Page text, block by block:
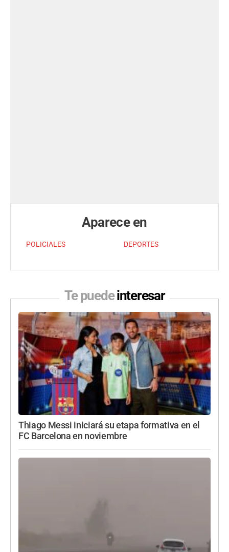
Aparece en
POLICIALES DEPORTES
Te puedeinteresar
Thiago Messi iniciará su etapa formativa en el
FC Barcelona en noviembre